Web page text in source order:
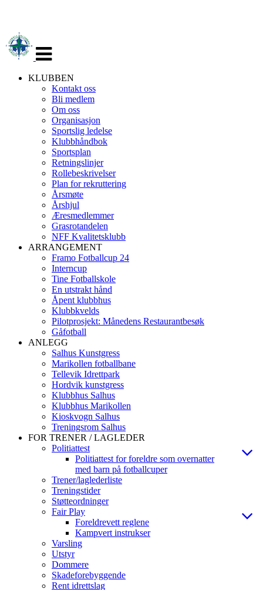
navigasjon
KLUBBEN
Kontakt oss
Bli medlem
Om oss
Organisasjon
Sportslig ledelse
Klubbhåndbok
Sportsplan
Retningslinjer
Rollebeskrivelser
Plan for rekruttering
Årsmøte
Årshjul
Æresmedlemmer
Grasrotandelen
NFF Kvalitetsklubb
ARRANGEMENT
Framo Fotballcup 24
Interncup
Tine Fotballskole
En utstrakt hånd
Åpent klubbhus
Klubbkvelds
Pilotprosjekt: Månedens Restaurantbesøk
Gåfotball
ANLEGG
Salhus Kunstgress
Marikollen fotballbane
Tellevik Idrettpark
Hordvik kunstgress
Klubbhus Salhus
Klubbhus Marikollen
Kioskvogn Salhus
Treningsrom Salhus
FOR TRENER / LAGLEDER
Politiattest
Politiattest for foreldre som overnatter
med barn på fotballcuper
Trener/laglederliste
Treningstider
Støtteordninger
Fair Play
Foreldrevett reglene
Kampvert instrukser
Varsling
Utstyr
Dommere
Skadeforebyggende
Rent idrettslag